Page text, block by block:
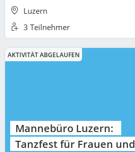
Luzern
3 Teilnehmer
AKTIVITÄT ABGELAUFEN
Mannebüro Luzern:
Tanzfest für Frauen und